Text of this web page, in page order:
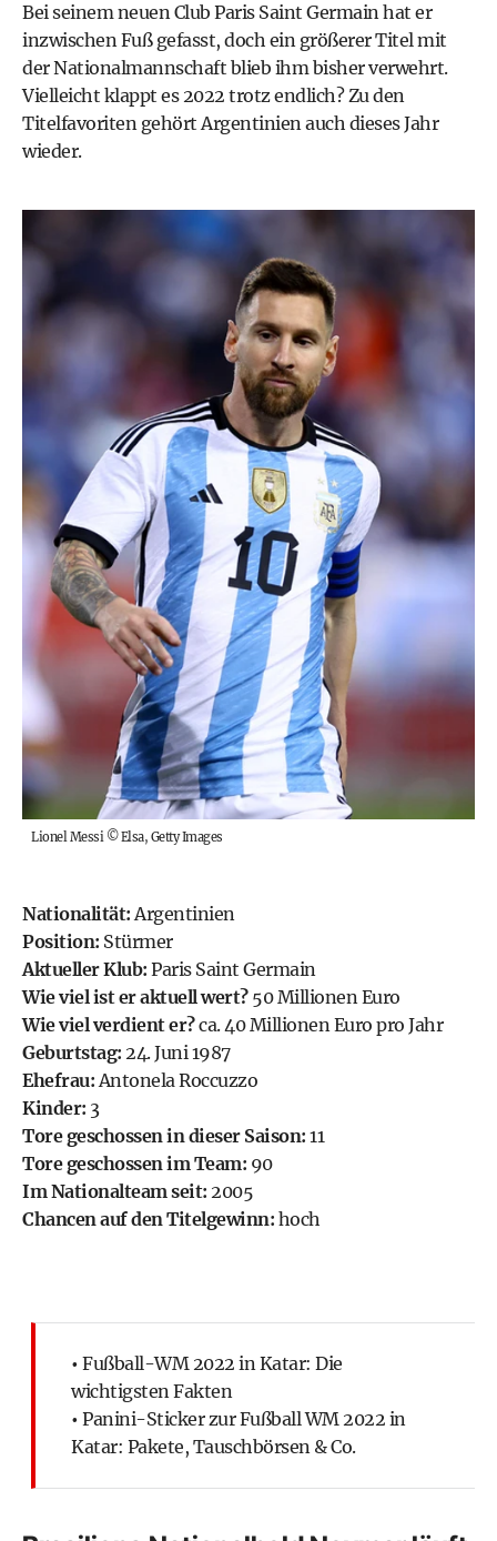
Bei seinem neuen Club Paris Saint Germainhat er
inzwischen Fuß gefasst, doch ein größerer Titel mit
der Nationalmannschaft blieb ihm bisher verwehrt.
Vielleicht klappt es 2022 trotz endlich? Zu den
Titelfavoriten gehört Argentinien auch dieses Jahr
wieder.
Lionel Messi©Elsa, Getty Images
Nationalität:Argentinien
Position: Stürmer
Aktueller Klub: Paris Saint Germain
Wie viel ist er aktuell wert?50 Millionen Euro
Wie viel verdient er?ca. 40 Millionen Euro pro Jahr
Geburtstag: 24. Juni 1987
Ehefrau:Antonela Roccuzzo
Kinder: 3
Tore geschossen in dieser Saison: 11
Tore geschossen im Team: 90
Im Nationalteam seit: 2005
Chancen auf den Titelgewinn: hoch
• Fußball-WM 2022 in Katar: Die
wichtigsten Fakten
• Panini-Sticker zur Fußball WM 2022 in
Katar: Pakete, Tauschbörsen & Co.